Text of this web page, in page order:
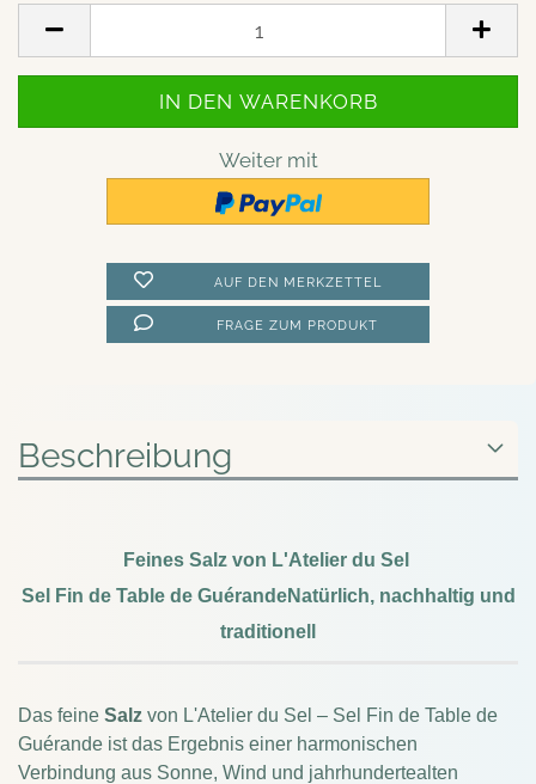
Weiter mit
AUF DEN MERKZETTEL
FRAGE ZUM PRODUKT
Beschreibung
Feines Salz von L'Atelier du Sel
Sel Fin de Table de GuérandeNatürlich, nachhaltig und
traditionell
Das feine Salz von L'Atelier du Sel – Sel Fin de Table de
Guérande ist das Ergebnis einer harmonischen
Verbindung aus Sonne, Wind und jahrhundertealten